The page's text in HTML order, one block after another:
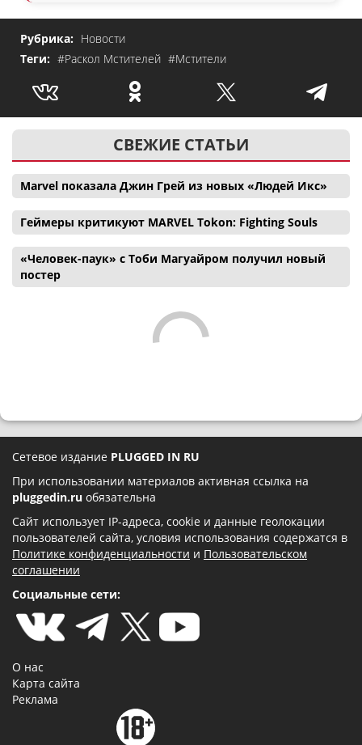
Рубрика: Новости
Теги: #Раскол Мстителей #Мстители
СВЕЖИЕ СТАТЬИ
Marvel показала Джин Грей из новых «Людей Икс»
Геймеры критикуют MARVEL Tokon: Fighting Souls
«Человек-паук» с Тоби Магуайром получил новый
постер
Сетевое издание PLUGGED IN RU
При использовании материалов активная ссылка на
pluggedin.ru обязательна
Сайт использует IP-адреса, cookie и данные геолокации
пользователей сайта, условия использования содержатся в
Политике конфиденциальности и Пользовательском
соглашении
Социальные сети:
О нас
Карта сайта
Реклама